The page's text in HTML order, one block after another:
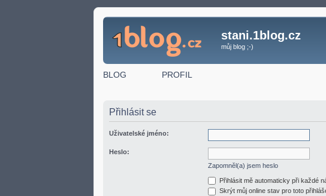
stani.1blog.cz
můj blog ;-)
BLOG PROFIL
Přihlásit se
Uživatelské jméno:
Heslo:
Zapomněl(a) jsem heslo
Přihlásit mě automaticky při každé
Skrýt můj online stav pro toto